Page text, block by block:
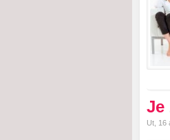
Je
Ut, 16